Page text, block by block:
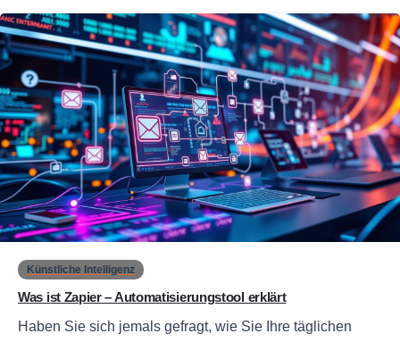
0
Künstliche Intelligenz
Was ist Zapier – Automatisierungstool erklärt
Haben Sie sich jemals gefragt, wie Sie Ihre täglichen